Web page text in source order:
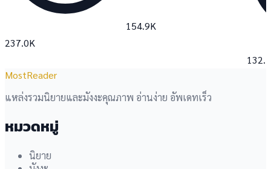
237.0K
154.9K
MostReader
แหล่งรวมนิยายและมังงะคุณภาพ อ่านง่าย อัพเดทเร็ว
หมวดหมู่
นิยาย